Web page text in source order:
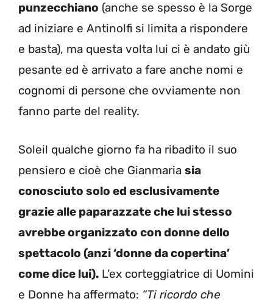
punzecchiano (anche se spesso è la Sorge
ad iniziare e Antinolfi si limita a rispondere
e basta), ma questa volta lui ci è andato giù
pesante ed è arrivato a fare anche nomi e
cognomi di persone che ovviamente non
fanno parte del reality.
Soleil qualche giorno fa ha ribadito il suo
pensiero e cioè che Gianmaria sia
conosciuto solo ed esclusivamente
grazie alle paparazzate che lui stesso
avrebbe organizzato con donne dello
spettacolo (anzi ‘donne da copertina’
come dice lui). L’ex corteggiatrice di Uomini
e Donne ha affermato: “Ti ricordo che